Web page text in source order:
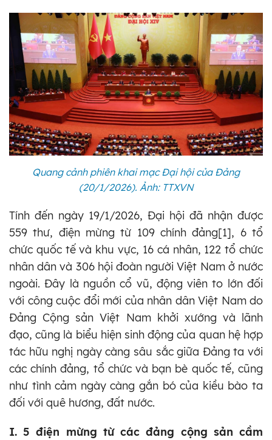
Quang cảnh phiên khai mạc Đại hội của Đảng
(20/1/2026). Ảnh: TTXVN
Tính đến ngày 19/1/2026, Đại hội đã nhận được
559 thư, điện mừng từ 109 chính đảng[1], 6 tổ
chức quốc tế và khu vực, 16 cá nhân, 122 tổ chức
nhân dân và 306 hội đoàn người Việt Nam ở nước
ngoài. Đây là nguồn cổ vũ, động viên to lớn đối
với công cuộc đổi mới của nhân dân Việt Nam do
Đảng Cộng sản Việt Nam khởi xướng và lãnh
đạo, cũng là biểu hiện sinh động của quan hệ hợp
tác hữu nghị ngày càng sâu sắc giữa Đảng ta với
các chính đảng, tổ chức và bạn bè quốc tế, cũng
như tình cảm ngày càng gắn bó của kiều bào ta
đối với quê hương, đất nước.
I. 5 điện mừng từ các đảng cộng sản cầm